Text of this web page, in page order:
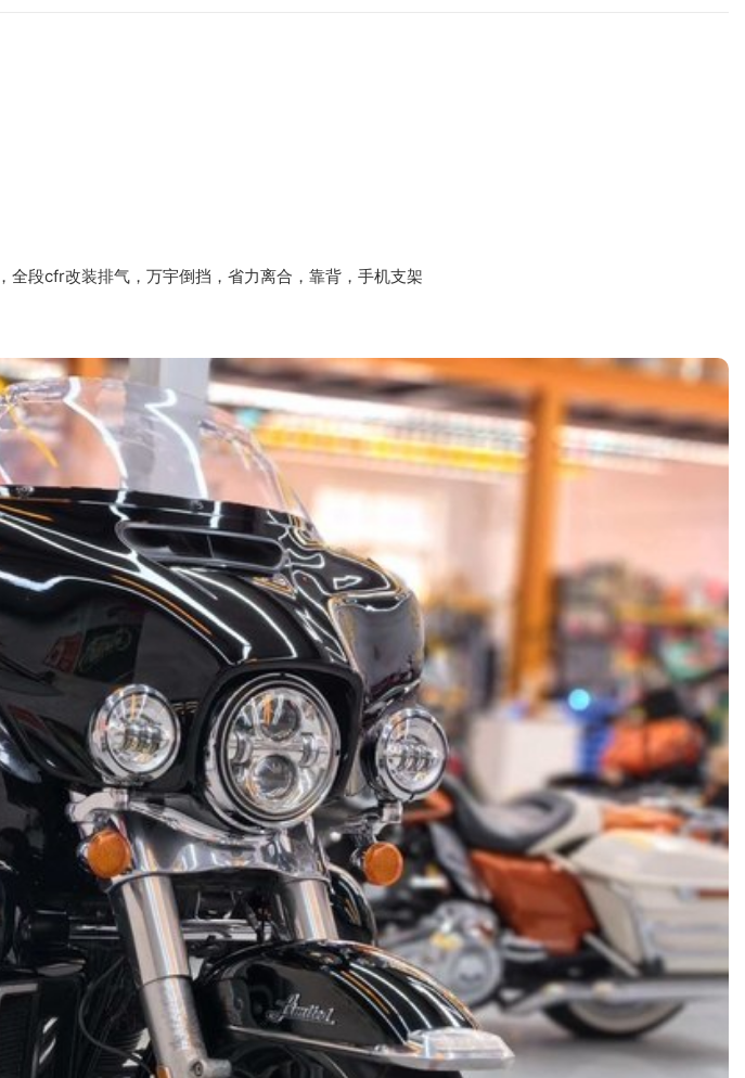
全段cfr改装排气，万宇倒挡，省力离合，靠背，手机支架